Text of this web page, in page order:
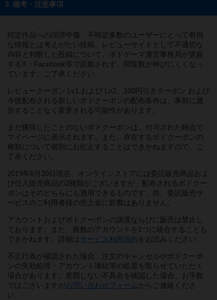
3. 備考・注意事項
特定作品への誹謗中傷、不特定多数のユーザーにとって有用
な情報とは考えがたい投稿、レビューサイトとして不適切な
内容と判断した投稿について、ボドゲーマ運営事務局が更新
するX・Facebook等で拡散されず、閲覧数が伸びにくくなっ
ています。ご了承ください。
レビュークーポン Lv1 および Lv2、100円引きクーポン および
今後配布される新しいボドクーポンの配布条件は、事前に通
告することなく変更される可能性があります。
まだ獲得したことのないボドクーポンは、付与された時点で
マイページに表示されます。また、存在するボドクーポンの
種類について個別にお伝えすることはできかねますので、ご
了承ください。
2019年6月20日現在、オンラインストアには委託販売商品およ
び仕入販売商品の2種類がございますが、配布されるボドクー
ポンはそのどちらにも適用できるものです。尚、委託販売サ
ービスのご利用者様の売上金に影響はありません。
アカウントおよびボドクーポンの譲渡ならびに販売は禁止し
ております。また、複数のアカウントを1つに統合することも
できかねます。詳細はサービス利用規約 をお読みください。
不正行為が確認された場合、注文のキャンセルやボドクーポ
ンの失効処理・アカウント凍結等の処置を取らせていただく
場合があります。意図しない不具合を確認した場合、お手数
ではございますがお問い合わせフォーム からご連絡くださ
い。